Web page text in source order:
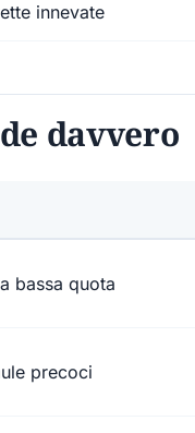
innevate
davvero
bassa quota
precoci